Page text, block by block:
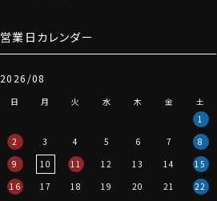
営業日カレンダー
2026/08
日 月 火 水 木 金
土
1
2
3 4 5 6 7
8
9
10 11 12 13 14
15
16
17 18 19 20 21 22